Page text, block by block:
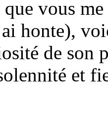
vous
honte),
de son
et